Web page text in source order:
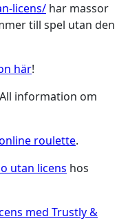
licens/ har massor
till spel utan den
här!
information om
roulette.
utan licens hos
med Trustly &